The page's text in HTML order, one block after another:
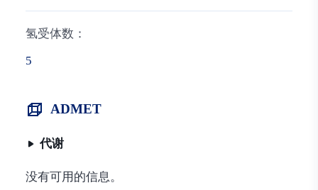
氢受体数：
5
ADMET
代谢
没有可用的信息。